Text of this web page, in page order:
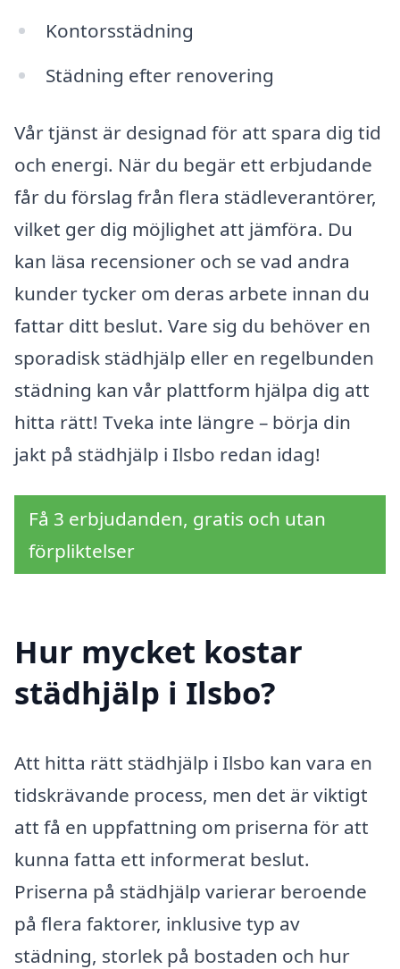
Kontorsstädning
Städning efter renovering
Vår tjänst är designad för att spara dig tid
och energi. När du begär ett erbjudande
får du förslag från flera städleverantörer,
vilket ger dig möjlighet att jämföra. Du
kan läsa recensioner och se vad andra
kunder tycker om deras arbete innan du
fattar ditt beslut. Vare sig du behöver en
sporadisk städhjälp eller en regelbunden
städning kan vår plattform hjälpa dig att
hitta rätt! Tveka inte längre – börja din
jakt på städhjälp i Ilsbo redan idag!
Få 3 erbjudanden, gratis och utan
förpliktelser
Hur mycket kostar
städhjälp i Ilsbo?
Att hitta rätt städhjälp i Ilsbo kan vara en
tidskrävande process, men det är viktigt
att få en uppfattning om priserna för att
kunna fatta ett informerat beslut.
Priserna på städhjälp varierar beroende
på flera faktorer, inklusive typ av
städning, storlek på bostaden och hur